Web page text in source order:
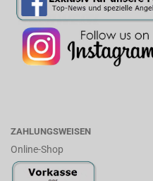
ZAHLUNGSWEISEN
Online-Shop